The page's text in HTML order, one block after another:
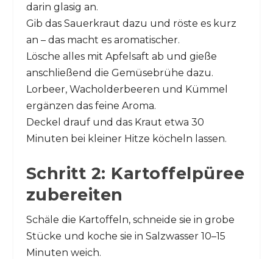
darin glasig an.
Gib das Sauerkraut dazu und röste es kurz
an – das macht es aromatischer.
Lösche alles mit Apfelsaft ab und gieße
anschließend die Gemüsebrühe dazu.
Lorbeer, Wacholderbeeren und Kümmel
ergänzen das feine Aroma.
Deckel drauf und das Kraut etwa 30
Minuten bei kleiner Hitze köcheln lassen.
Schritt 2: Kartoffelpüree
zubereiten
Schäle die Kartoffeln, schneide sie in grobe
Stücke und koche sie in Salzwasser 10–15
Minuten weich.